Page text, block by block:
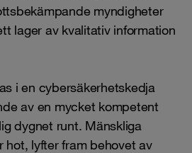
myndigheter
lager av kvalitativ information
i en cybersäkerhetskedja
av en mycket kompetent
dygnet runt. Mänskliga
hot, lyfter fram behovet av